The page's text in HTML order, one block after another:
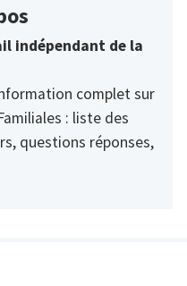
indépendant de la
complet sur
: liste des
questions réponses,